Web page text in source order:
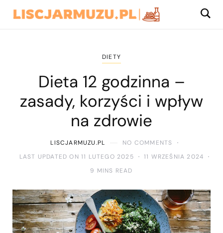
DIETY
Dieta 12 godzinna –
zasady, korzyści i wpływ
na zdrowie
LISCJARMUZU.PL
NO COMMENTS
LAST UPDATED ON 11 LUTEGO 2025
11 WRZEŚNIA 2024
9 MINS READ